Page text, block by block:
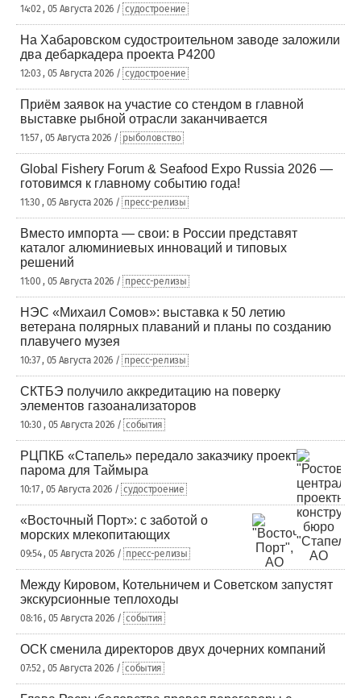
14:02 , 05 Августа 2026 / судостроение
На Хабаровском судостроительном заводе заложили
два дебаркадера проекта Р4200
12:03 , 05 Августа 2026 / судостроение
Приём заявок на участие со стендом в главной
выставке рыбной отрасли заканчивается
11:57 , 05 Августа 2026 / рыболовство
Global Fishery Forum & Seafood Expo Russia 2026 —
готовимся к главному событию года!
11:30 , 05 Августа 2026 / пресс-релизы
Вместо импорта — свои: в России представят
каталог алюминиевых инноваций и типовых
решений
11:00 , 05 Августа 2026 / пресс-релизы
НЭС «Михаил Сомов»: выставка к 50 летию
ветерана полярных плаваний и планы по созданию
плавучего музея
10:37 , 05 Августа 2026 / пресс-релизы
СКТБЭ получило аккредитацию на поверку
элементов газоанализаторов
10:30 , 05 Августа 2026 / события
РЦПКБ «Стапель» передало заказчику проект
парома для Таймыра
10:17 , 05 Августа 2026 / судостроение
«Восточный Порт»: с заботой о
морских млекопитающих
09:54 , 05 Августа 2026 / пресс-релизы
Между Кировом, Котельничем и Советском запустят
экскурсионные теплоходы
08:16 , 05 Августа 2026 / события
ОСК сменила директоров двух дочерних компаний
07:52 , 05 Августа 2026 / события